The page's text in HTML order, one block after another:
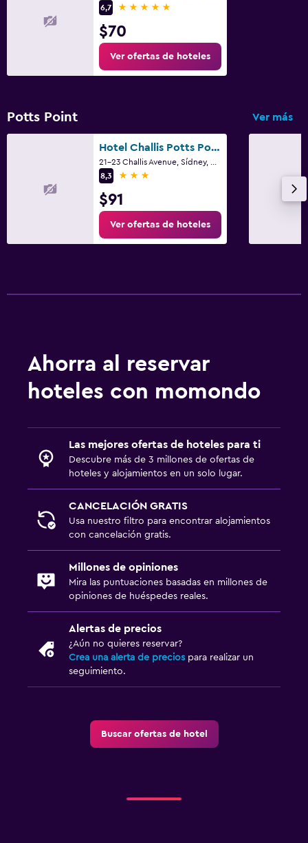
6,7
5 estrellas
$70
Ver ofertas de hoteles
Potts Point Ver más
Hotel Challis Potts Point
8,3
3 estrellas
$91
Ver ofertas de hoteles
Ahorra al reservar
hoteles con momondo
Las mejores ofertas de hoteles para ti
Descubre más de 3 millones de ofertas de
hoteles y alojamientos en un solo lugar.
CANCELACIÓN GRATIS
Usa nuestro filtro para encontrar alojamientos
con cancelación gratis.
Millones de opiniones
Mira las puntuaciones basadas en millones de
opiniones de huéspedes reales.
Alertas de precios
¿Aún no quieres reservar?
Crea una alerta de precios para realizar un
seguimiento.
Buscar ofertas de hotel